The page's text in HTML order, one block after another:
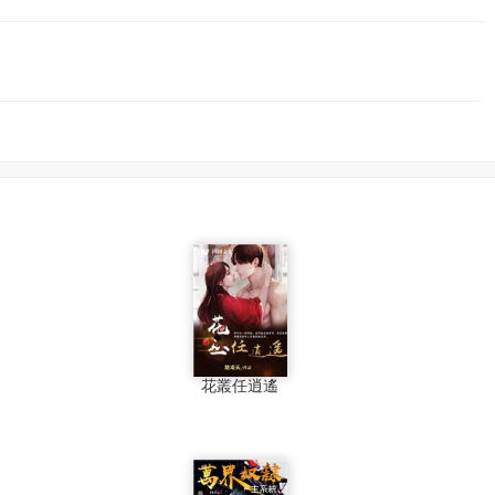
花叢任逍遙